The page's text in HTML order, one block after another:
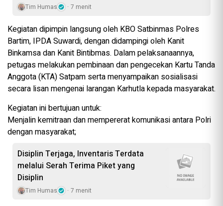
Tim Humas 7 menit
Kegiatan dipimpin langsung oleh KBO Satbinmas Polres
Bartim, IPDA Suwardi, dengan didampingi oleh Kanit
Binkamsa dan Kanit Bintibmas. Dalam pelaksanaannya,
petugas melakukan pembinaan dan pengecekan Kartu Tanda
Anggota (KTA) Satpam serta menyampaikan sosialisasi
secara lisan mengenai larangan Karhutla kepada masyarakat.
Kegiatan ini bertujuan untuk:
Menjalin kemitraan dan mempererat komunikasi antara Polri
dengan masyarakat;
Disiplin Terjaga, Inventaris Terdata
melalui Serah Terima Piket yang
Disiplin
Tim Humas 7 menit